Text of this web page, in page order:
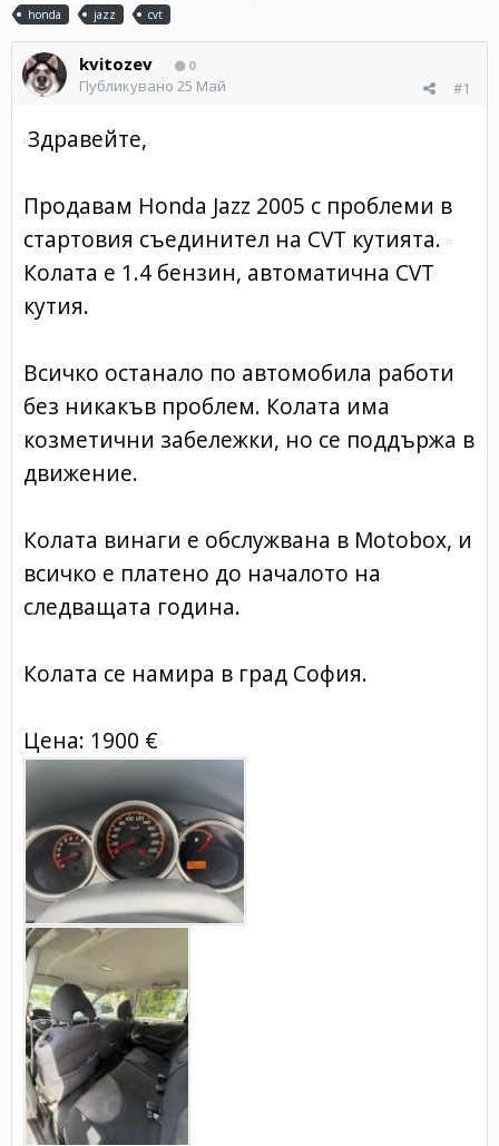
honda jazz cvt
kvitozev 0
#1
Публикувано 25 Май
Здравейте,
Продавам Honda Jazz 2005 с проблеми в
стартовия съединител на CVT кутията.
Колата е 1.4 бензин, автоматична CVT
кутия.
Всичко останало по автомобила работи
без никакъв проблем. Колата има
козметични забележки, но се поддържа в
движение.
Колата винаги е обслужвана в Motobox, и
всичко е платено до началото на
следващата година.
Колата се намира в град София.
Цена: 1900 €